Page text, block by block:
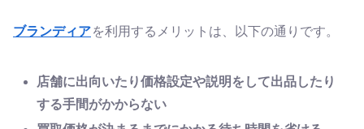
ブランディアを利用するメリットは、以下の通りです。
店舗に出向いたり価格設定や説明をして出品したり
する手間がかからない